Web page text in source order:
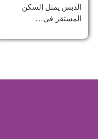
الدبس يمثل السكن
المستقر في…